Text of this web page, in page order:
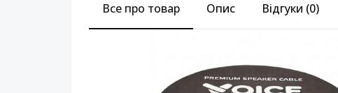
Все про товар Опис Відгуки (0)